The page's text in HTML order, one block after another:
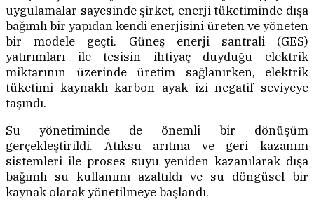
uygulamalar sayesinde şirket, enerji tüketiminde dışa
bağımlı bir yapıdan kendi enerjisini üreten ve yöneten
bir modele geçti. Güneş enerji santrali (GES)
yatırımları ile tesisin ihtiyaç duyduğu elektrik
miktarının üzerinde üretim sağlanırken, elektrik
tüketimi kaynaklı karbon ayak izi negatif seviyeye
taşındı.
Su yönetiminde de önemli bir dönüşüm
gerçekleştirildi. Atıksu arıtma ve geri kazanım
sistemleri ile proses suyu yeniden kazanılarak dışa
bağımlı su kullanımı azaltıldı ve su döngüsel bir
kaynak olarak yönetilmeye başlandı.